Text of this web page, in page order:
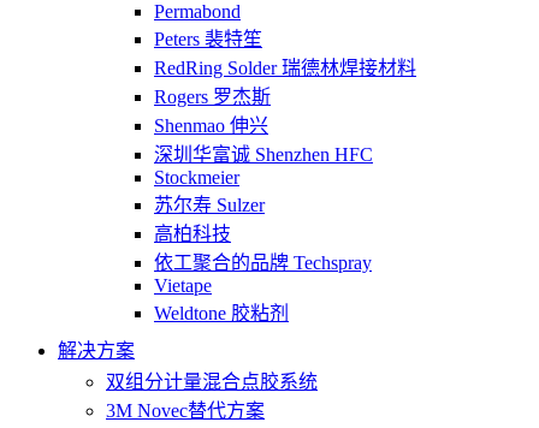
Permabond
Peters 裴特笙
RedRing Solder 瑞德林焊接材料
Rogers 罗杰斯
Shenmao 伸兴
深圳华富诚 Shenzhen HFC
Stockmeier
苏尔寿 Sulzer
高柏科技
依工聚合的品牌 Techspray
Vietape
Weldtone 胶粘剂
解决方案
双组分计量混合点胶系统
3M Novec替代方案